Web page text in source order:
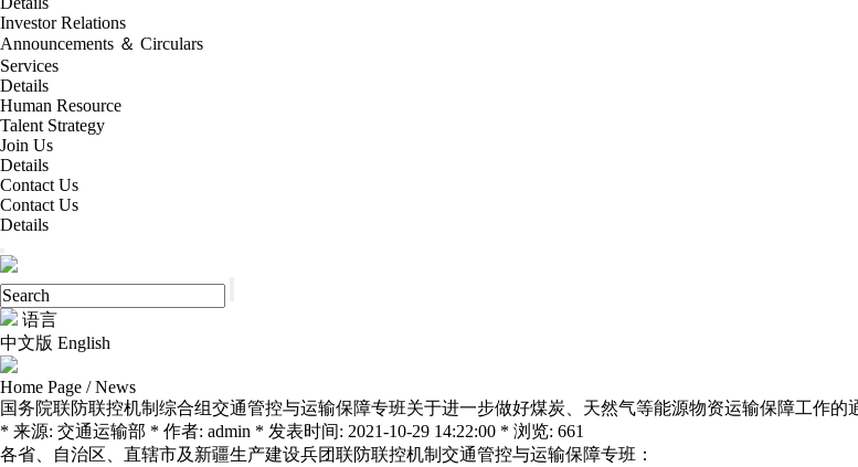
Investor Relations
Announcements ＆ Circulars
Services
Details
Human Resource
Talent Strategy
Join Us
Details
Contact Us
Contact Us
Details
语言
中文版 English
Home Page /News
国务院联防联控机制综合组交通管控与运输保障专班关于进一步做好煤炭、天然气等能源物资运输保障工作的
* 来源: 交通运输部 * 作者: admin * 发表时间: 2021-10-29 14:22:00 * 浏览: 661
各省、自治区、直辖市及新疆生产建设兵团联防联控机制交通管控与运输保障专班：